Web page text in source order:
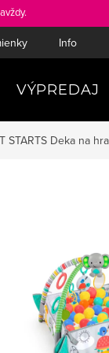
VÝPREDAJ
STARTS Deka na